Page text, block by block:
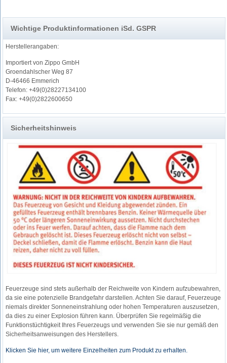
Wichtige Produktinformationen iSd. GSPR
Herstellerangaben:
Importiert von Zippo GmbH
Groendahlscher Weg 87
D-46466 Emmerich
Telefon: +49(0)28227134100
Fax: +49(0)2822600650
Sicherheitshinweis
Feuerzeuge sind stets außerhalb der Reichweite von Kindern aufzubewahren,
da sie eine potenzielle Brandgefahr darstellen. Achten Sie darauf, Feuerzeuge
niemals direkter Sonneneinstrahlung oder hohen Temperaturen auszusetzen,
da dies zu einer Explosion führen kann. Überprüfen Sie regelmäßig die
Funktionstüchtigkeit Ihres Feuerzeugs und verwenden Sie sie nur gemäß den
Sicherheitsanweisungen des Herstellers.
Klicken Sie hier, um weitere Einzelheiten zum Produkt zu erhalten.